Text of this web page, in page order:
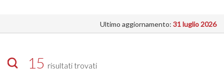
INTERVENTI
SI
Ultimo aggiornamento: 31 luglio 2026
15 risultati trovati